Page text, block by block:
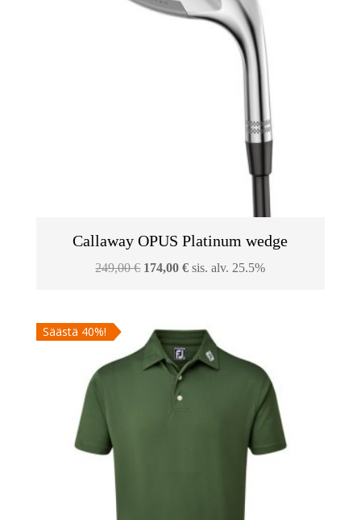
Callaway OPUS Platinum wedge
249,00€ Alkuperäinen
249,00 €.
174,00€Nykyinen
174,00 €.
sis. alv. 25.5%
Säästä 40%!